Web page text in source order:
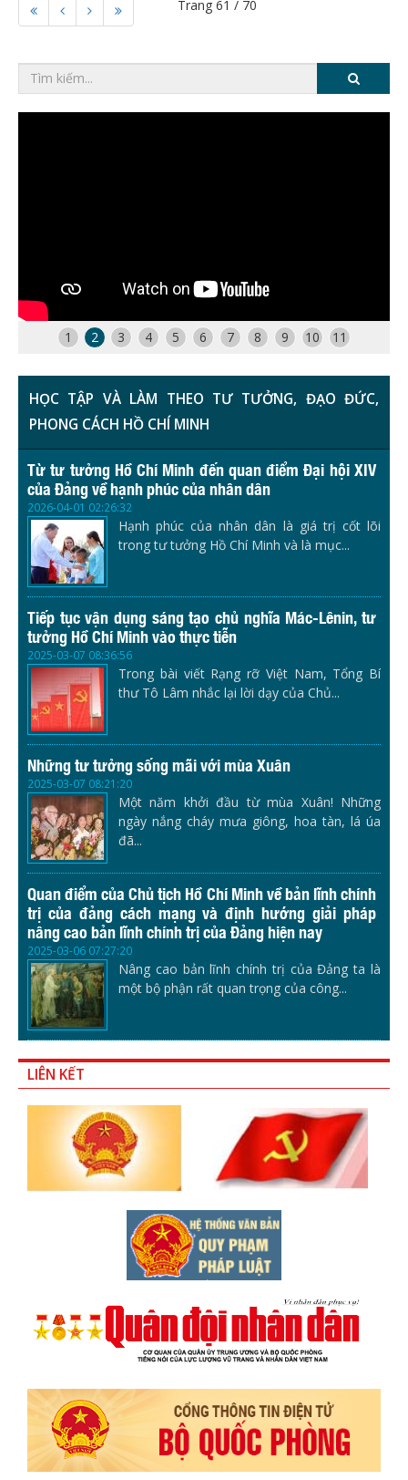
Trang 61 / 70
1 2 3 4 5 6 7 8 9 10 11
HỌC TẬP VÀ LÀM THEO TƯ TƯỞNG, ĐẠO ĐỨC,
PHONG CÁCH HỒ CHÍ MINH
Từ tư tưởng Hồ Chí Minh đến quan điểm Đại hội XIV
của Đảng về hạnh phúc của nhân dân
2026-04-01 02:26:32
Hạnh phúc của nhân dân là giá trị cốt lõi
trong tư tưởng Hồ Chí Minh và là mục...
Tiếp tục vận dụng sáng tạo chủ nghĩa Mác-Lênin, tư
tưởng Hồ Chí Minh vào thực tiễn
2025-03-07 08:36:56
Trong bài viết Rạng rỡ Việt Nam, Tổng Bí
thư Tô Lâm nhắc lại lời dạy của Chủ...
Những tư tưởng sống mãi với mùa Xuân
2025-03-07 08:21:20
Một năm khởi đầu từ mùa Xuân! Những
ngày nắng cháy mưa giông, hoa tàn, lá úa
đã...
Quan điểm của Chủ tịch Hồ Chí Minh về bản lĩnh chính
trị của đảng cách mạng và định hướng giải pháp
nâng cao bản lĩnh chính trị của Đảng hiện nay
2025-03-06 07:27:20
Nâng cao bản lĩnh chính trị của Đảng ta là
một bộ phận rất quan trọng của công...
LIÊN KẾT